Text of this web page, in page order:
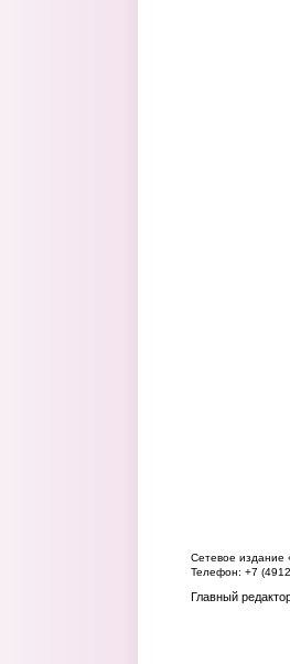
Сетевое издание
Телефон: +7
Главный